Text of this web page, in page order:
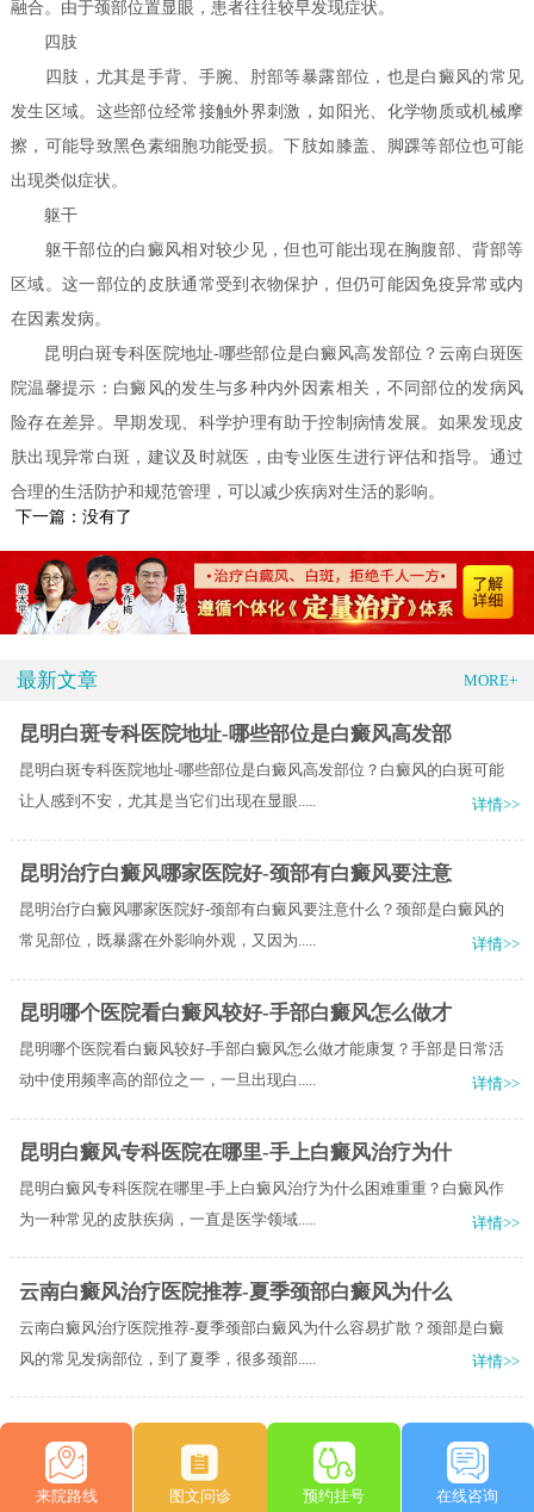
融合。由于颈部位置显眼，患者往往较早发现症状。
四肢
四肢，尤其是手背、手腕、肘部等暴露部位，也是白癜风的常见
发生区域。这些部位经常接触外界刺激，如阳光、化学物质或机械摩
擦，可能导致黑色素细胞功能受损。下肢如膝盖、脚踝等部位也可能
出现类似症状。
躯干
躯干部位的白癜风相对较少见，但也可能出现在胸腹部、背部等
区域。这一部位的皮肤通常受到衣物保护，但仍可能因免疫异常或内
在因素发病。
昆明白斑专科医院地址-哪些部位是白癜风高发部位？云南白斑医
院温馨提示：白癜风的发生与多种内外因素相关，不同部位的发病风
险存在差异。早期发现、科学护理有助于控制病情发展。如果发现皮
肤出现异常白斑，建议及时就医，由专业医生进行评估和指导。通过
合理的生活防护和规范管理，可以减少疾病对生活的影响。
下一篇：没有了
最新文章 MORE+
昆明白斑专科医院地址-哪些部位是白癜风高发部
昆明白斑专科医院地址-哪些部位是白癜风高发部位？白癜风的白斑可能
让人感到不安，尤其是当它们出现在显眼.....
详情>>
昆明治疗白癜风哪家医院好-颈部有白癜风要注意
昆明治疗白癜风哪家医院好-颈部有白癜风要注意什么？颈部是白癜风的
常见部位，既暴露在外影响外观，又因为.....
详情>>
昆明哪个医院看白癜风较好-手部白癜风怎么做才
昆明哪个医院看白癜风较好-手部白癜风怎么做才能康复？手部是日常活
动中使用频率高的部位之一，一旦出现白.....
详情>>
昆明白癜风专科医院在哪里-手上白癜风治疗为什
昆明白癜风专科医院在哪里-手上白癜风治疗为什么困难重重？白癜风作
为一种常见的皮肤疾病，一直是医学领域.....
详情>>
云南白癜风治疗医院推荐-夏季颈部白癜风为什么
云南白癜风治疗医院推荐-夏季颈部白癜风为什么容易扩散？颈部是白癜
风的常见发病部位，到了夏季，很多颈部.....
详情>>
来院路线 图文问诊 预约挂号 在线咨询